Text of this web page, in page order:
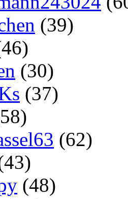
(39)
(30)
(37)
(62)
(48)